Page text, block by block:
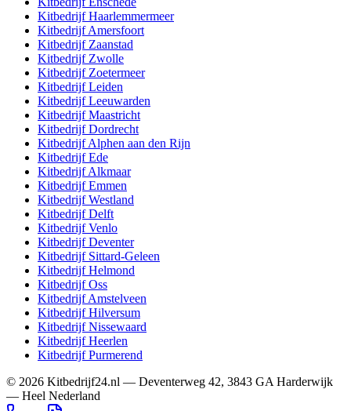
KitbedrijfHaarlemmermeer
KitbedrijfAmersfoort
Kitbedrijf Zaanstad
Kitbedrijf Zwolle
Kitbedrijf Zoetermeer
KitbedrijfLeiden
KitbedrijfLeeuwarden
KitbedrijfMaastricht
KitbedrijfDordrecht
KitbedrijfAlphen aan den Rijn
KitbedrijfEde
KitbedrijfAlkmaar
KitbedrijfEmmen
KitbedrijfWestland
KitbedrijfDelft
KitbedrijfVenlo
KitbedrijfDeventer
Kitbedrijf Sittard-Geleen
KitbedrijfHelmond
KitbedrijfOss
KitbedrijfAmstelveen
KitbedrijfHilversum
KitbedrijfNissewaard
KitbedrijfHeerlen
KitbedrijfPurmerend
© 2026 Kitbedrijf24.nl — Deventerweg 42, 3843 GA Harderwijk
— Heel Nederland